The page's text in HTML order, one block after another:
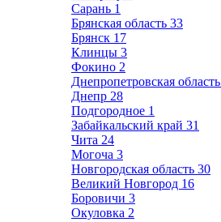
Сарань 1
Брянская область 33
Брянск 17
Клинцы 3
Фокино 2
Днепропетровская область
Днепр 28
Подгородное 1
Забайкальский край 31
Чита 24
Могоча 3
Новгородская область 30
Великий Новгород 16
Боровичи 3
Окуловка 2